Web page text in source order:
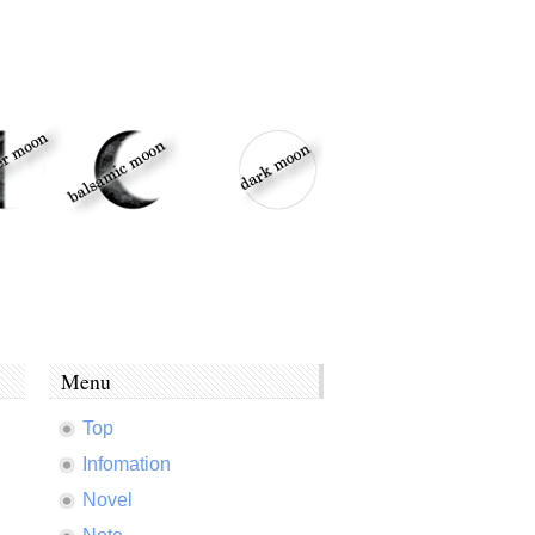
Menu
Top
Infomation
Novel